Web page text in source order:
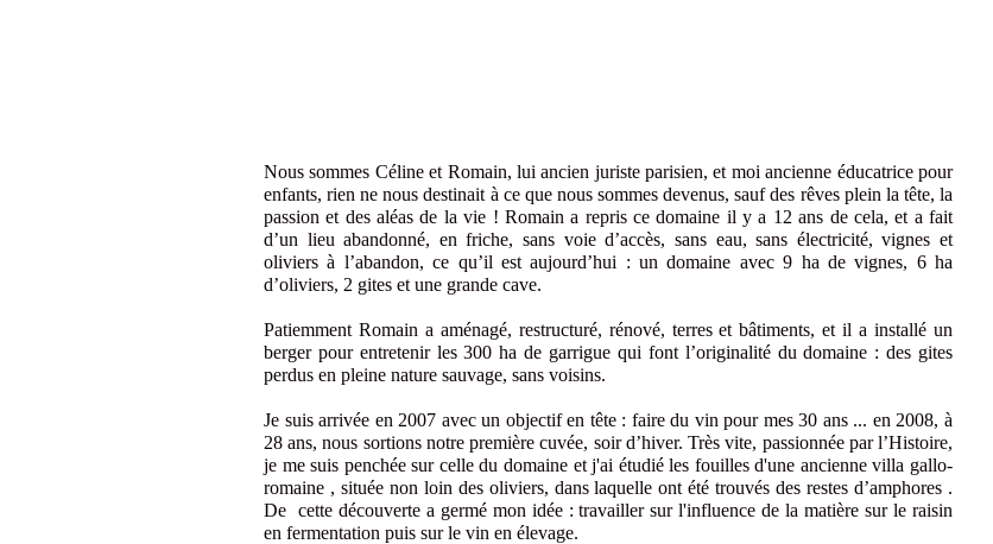
Nous sommes Céline et Romain, lui ancien juriste parisien, et moi ancienne éducatrice pour
enfants, rien ne nous destinait à ce que nous sommes devenus, sauf des rêves plein la tête, la
passion et des aléas de la vie ! Romain a repris ce domaine il y a 12 ans de cela, et a fait
d’un lieu abandonné, en friche, sans voie d’accès, sans eau, sans électricité, vignes et
oliviers à l’abandon, ce qu’il est aujourd’hui : un domaine avec 9 ha de vignes, 6 ha
d’oliviers, 2 gites et une grande cave.
Patiemment Romain a aménagé, restructuré, rénové, terres et bâtiments, et il a installé un
berger pour entretenir les 300 ha de garrigue qui font l’originalité du domaine : des gites
perdus en pleine nature sauvage, sans voisins.
Je suis arrivée en 2007 avec un objectif en tête : faire du vin pour mes 30 ans ... en 2008, à
28 ans, nous sortions notre première cuvée, soir d’hiver. Très vite, passionnée par l’Histoire,
je me suis penchée sur celle du domaine et j'ai étudié les fouilles d'une ancienne villa gallo-
romaine , située non loin des oliviers, dans laquelle ont été trouvés des restes d’amphores .
De cette découverte a germé mon idée : travailler sur l'influence de la matière sur le raisin
en fermentation puis sur le vin en élevage.